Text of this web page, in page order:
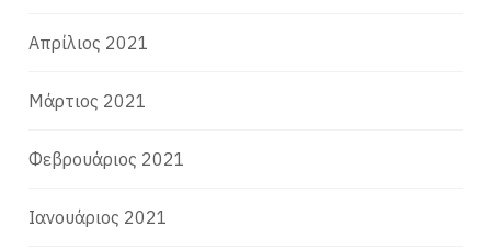
Απρίλιος 2021
Μάρτιος 2021
Φεβρουάριος 2021
Ιανουάριος 2021